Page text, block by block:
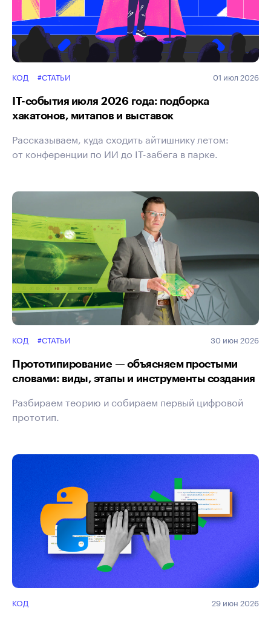
КОД #СТАТЬИ 01 июл 2026
IT-события июля 2026 года: подборка
хакатонов, митапов и выставок
Рассказываем, куда сходить айтишнику летом:
от конференции по ИИ до IT-забега в парке.
КОД #СТАТЬИ 30 июн 2026
Прототипирование — объясняем простыми
словами: виды, этапы и инструменты создания
Разбираем теорию и собираем первый цифровой
прототип.
КОД 29 июн 2026